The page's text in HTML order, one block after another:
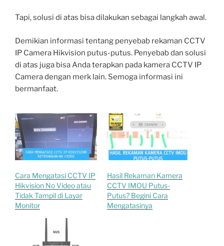
Tapi, solusi di atas bisa dilakukan sebagai langkah awal.
Demikian informasi tentang penyebab rekaman CCTV
IP Camera Hikvision putus-putus. Penyebab dan solusi
di atas juga bisa Anda terapkan pada kamera CCTV IP
Camera dengan merk lain. Semoga informasi ini
bermanfaat.
Cara Mengatasi CCTV IP
Hikvision No Video atau
Tidak Tampil di Layar
Monitor
Hasil Rekaman Kamera
CCTV IMOU Putus-
Putus? Begini Cara
Mengatasinya